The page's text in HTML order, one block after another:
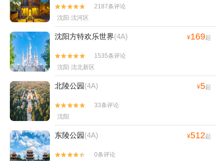


2187条评论
沈阳·沈河区
沈阳方特欢乐世界(4A) ¥169起


1535条评论
沈阳·沈北新区
北陵公园(4A) ¥5起


33条评论
沈阳
东陵公园(4A) ¥512起

 0条评论